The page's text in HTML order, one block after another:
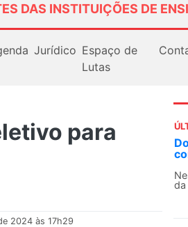
DAS INSTITUIÇÕES DE
Jurídico Espaço de
Lutas
para
2024 às 17h29
da